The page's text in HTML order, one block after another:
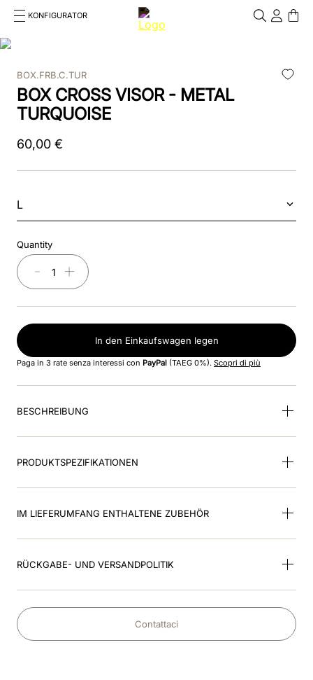
KONFIGURATOR
Cosa stai cercando?
1. reithelm
2 box
3.chromo 2
6.
7.smart nova polo star
8.kep inlay smart nova
BOX.FRB.C.TUR
BOX CROSS VISOR - METAL
TURQUOISE
60,00 €
L
Quantity
＋
－
In den Einkaufswagen legen
Paga in 3 rate senza interessi con PayPal (TAEG 0%). Scopri di più
BESCHREIBUNG
PRODUKTSPEZIFIKATIONEN
IM LIEFERUMFANG ENTHALTENE ZUBEHÖR
RÜCKGABE- UND VERSANDPOLITIK
Contattaci